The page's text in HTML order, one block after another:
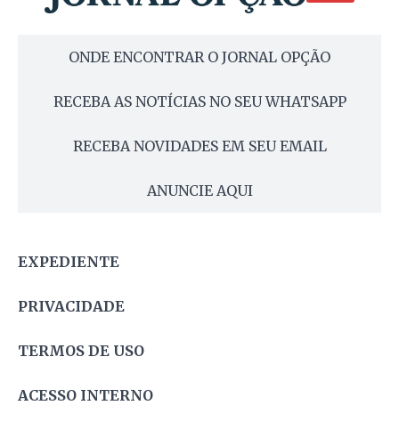
ONDE ENCONTRAR O JORNAL OPÇÃO
RECEBA AS NOTÍCIAS NO SEU WHATSAPP
RECEBA NOVIDADES EM SEU EMAIL
ANUNCIE AQUI
EXPEDIENTE
PRIVACIDADE
TERMOS DE USO
ACESSO INTERNO